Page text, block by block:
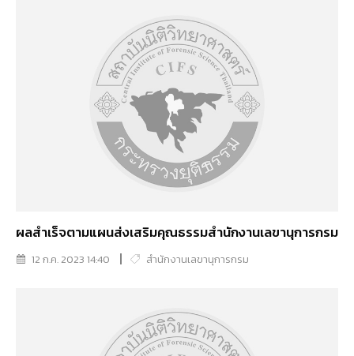
ผลสำเร็จตามแผนส่งเสริมคุณธรรมสำนักงานเลขานุการกรม
12 ก.ค. 2023 14:40 สำนักงานเลขานุการกรม